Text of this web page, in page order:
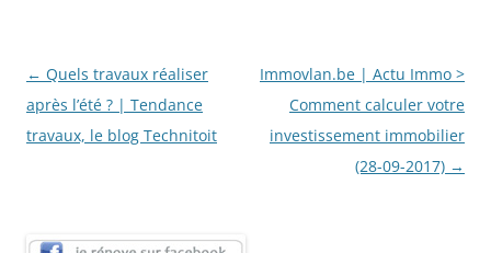
Navigation
des
articles
← Quels travaux réaliser
après l’été ? | Tendance
travaux, le blog Technitoit
Immovlan.be | Actu Immo >
Comment calculer votre
investissement immobilier
(28-09-2017) →